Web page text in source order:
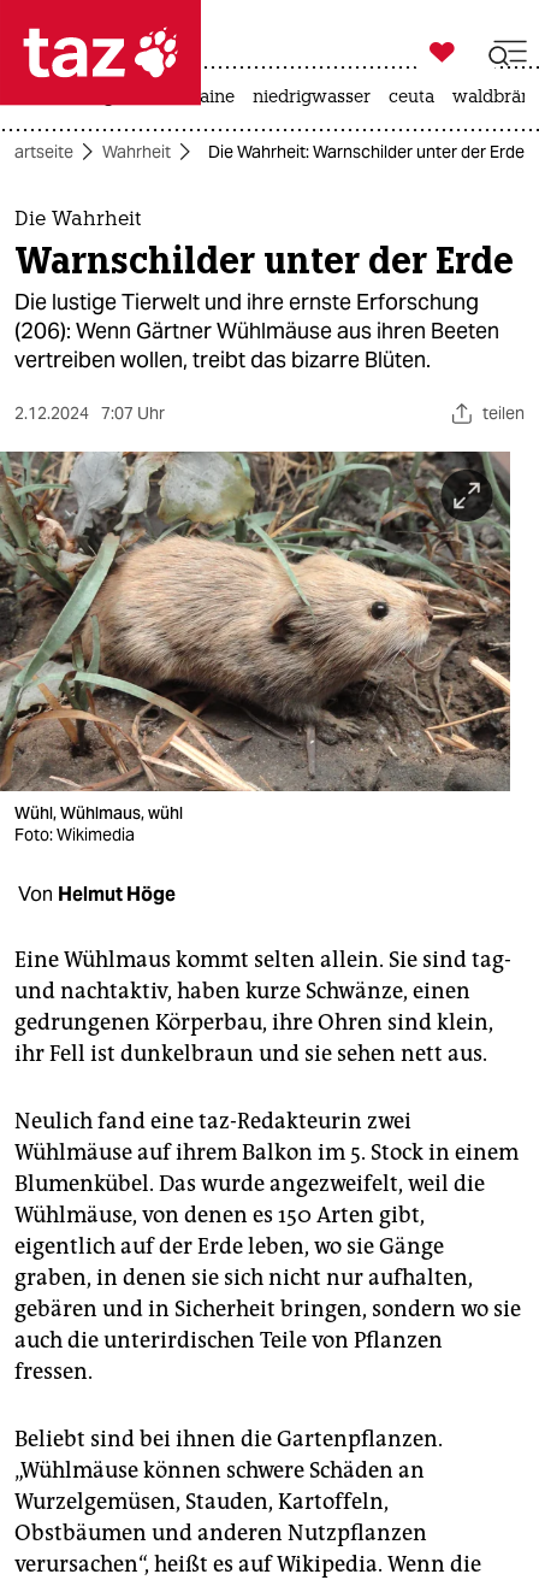
 taz zahl ich
taz zahl ich
themen
politik
öko
sport
berlin
nord
wahrheit
verlag
verlag
veranstaltungen
shop
fragen & hilfe
abo
genossenschaft

taz zahl ich
krieg in der ukraine niedrigwasser ceuta
Wahrheit Die Wahrheit: Warnschilder unter der Erde
Die Wahrheit
Warnschilder unter der Erde
Die lustige Tierwelt und ihre ernste Erforschung
(206): Wenn Gärtner Wühlmäuse aus ihren Beeten
vertreiben wollen, treibt das bizarre Blüten.
2.12.2024 7:07 Uhr teilen
Wühl, Wühlmaus, wühl
Foto: Wikimedia
Von Helmut Höge
Eine Wühlmaus kommt selten allein. Sie sind tag-
und nachtaktiv, haben kurze Schwänze, einen
gedrungenen Körperbau, ihre Ohren sind klein,
ihr Fell ist dunkelbraun und sie sehen nett aus.
Neulich fand eine taz-Redakteurin zwei
Wühlmäuse auf ihrem Balkon im 5. Stock in einem
Blumenkübel. Das wurde angezweifelt, weil die
Wühlmäuse, von denen es 150 Arten gibt,
eigentlich auf der Erde leben, wo sie Gänge
graben, in denen sie sich nicht nur aufhalten,
gebären und in Sicherheit bringen, sondern wo sie
auch die unterirdischen Teile von Pflanzen
fressen.
Beliebt sind bei ihnen die Gartenpflanzen.
„Wühlmäuse können schwere Schäden an
Wurzelgemüsen, Stauden, Kartoffeln,
Obstbäumen und anderen Nutzpflanzen
verursachen“, heißt es auf Wikipedia. Wenn die